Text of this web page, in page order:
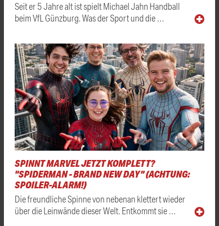
Seit er 5 Jahre alt ist spielt Michael Jahn Handball
beim VfL Günzburg. Was der Sport und die …
SPINNT MARVEL JETZT KOMPLETT?
"SPIDERMAN - BRAND NEW DAY" (ACHTUNG:
SPOILER-ALARM!)
Die freundliche Spinne von nebenan klettert wieder
über die Leinwände dieser Welt. Entkommt sie …